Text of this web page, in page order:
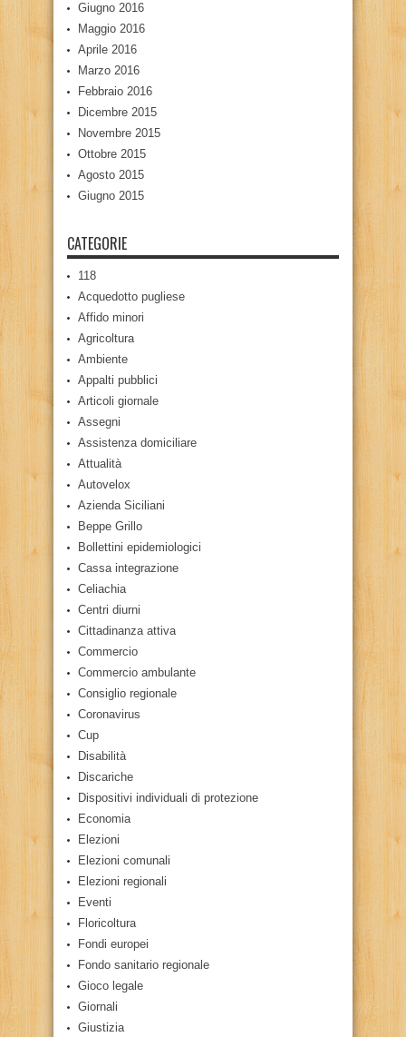
Giugno 2016
Maggio 2016
Aprile 2016
Marzo 2016
Febbraio 2016
Dicembre 2015
Novembre 2015
Ottobre 2015
Agosto 2015
Giugno 2015
CATEGORIE
118
Acquedotto pugliese
Affido minori
Agricoltura
Ambiente
Appalti pubblici
Articoli giornale
Assegni
Assistenza domiciliare
Attualità
Autovelox
Azienda Siciliani
Beppe Grillo
Bollettini epidemiologici
Cassa integrazione
Celiachia
Centri diurni
Cittadinanza attiva
Commercio
Commercio ambulante
Consiglio regionale
Coronavirus
Cup
Disabilità
Discariche
Dispositivi individuali di protezione
Economia
Elezioni
Elezioni comunali
Elezioni regionali
Eventi
Floricoltura
Fondi europei
Fondo sanitario regionale
Gioco legale
Giornali
Giustizia